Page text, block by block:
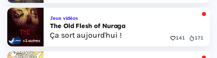
+2 autres
Jeux vidéos
The Old Flesh of Nuraga
Ça sort aujourd'hui ! 141 171